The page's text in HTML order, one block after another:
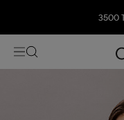
3500
7500 TL Ve